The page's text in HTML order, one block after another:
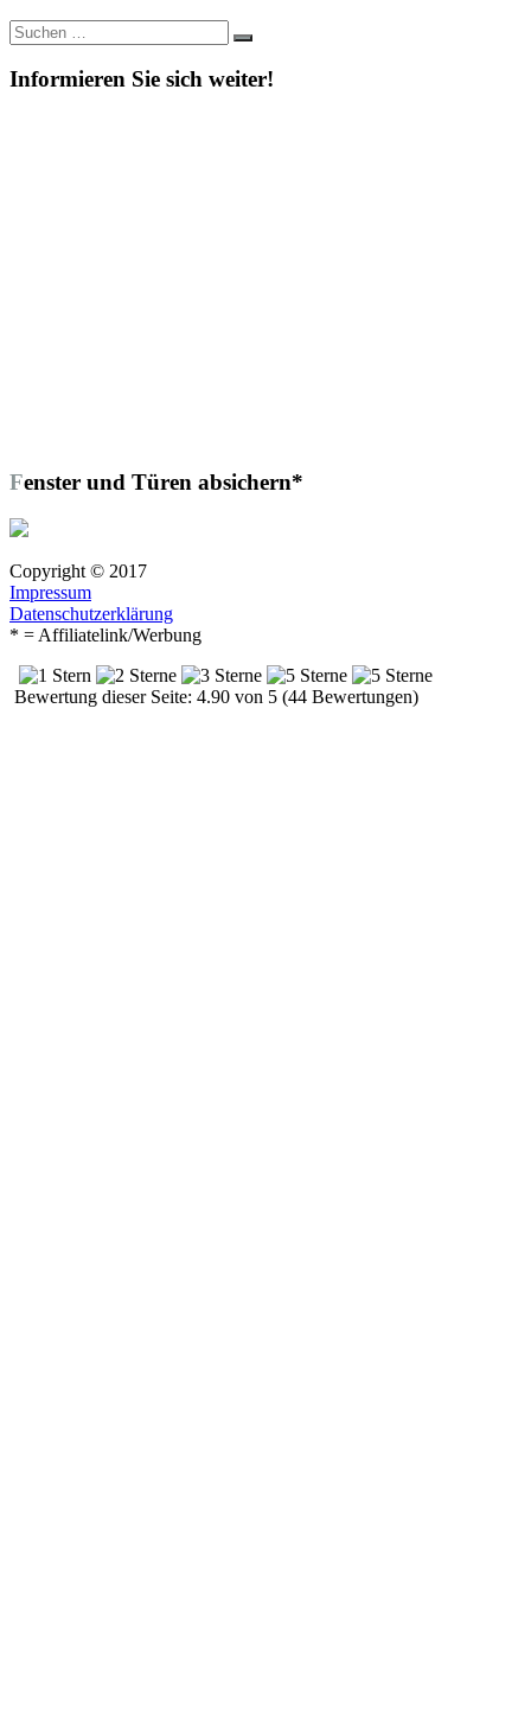
Suche
nach:
Suchen
Informieren Sie sich weiter!
Fenster und Türen absichern*
Copyright © 2017
Impressum
Datenschutzerklärung
* = Affiliatelink/Werbung
Bewertung dieser Seite: 4.90 von 5 (44 Bewertungen)